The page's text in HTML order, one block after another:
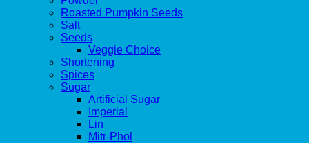
Roasted Pumpkin Seeds
Salt
Seeds
Veggie Choice
Shortening
Spices
Sugar
Artificial Sugar
Imperial
Lin
Mitr-Phol